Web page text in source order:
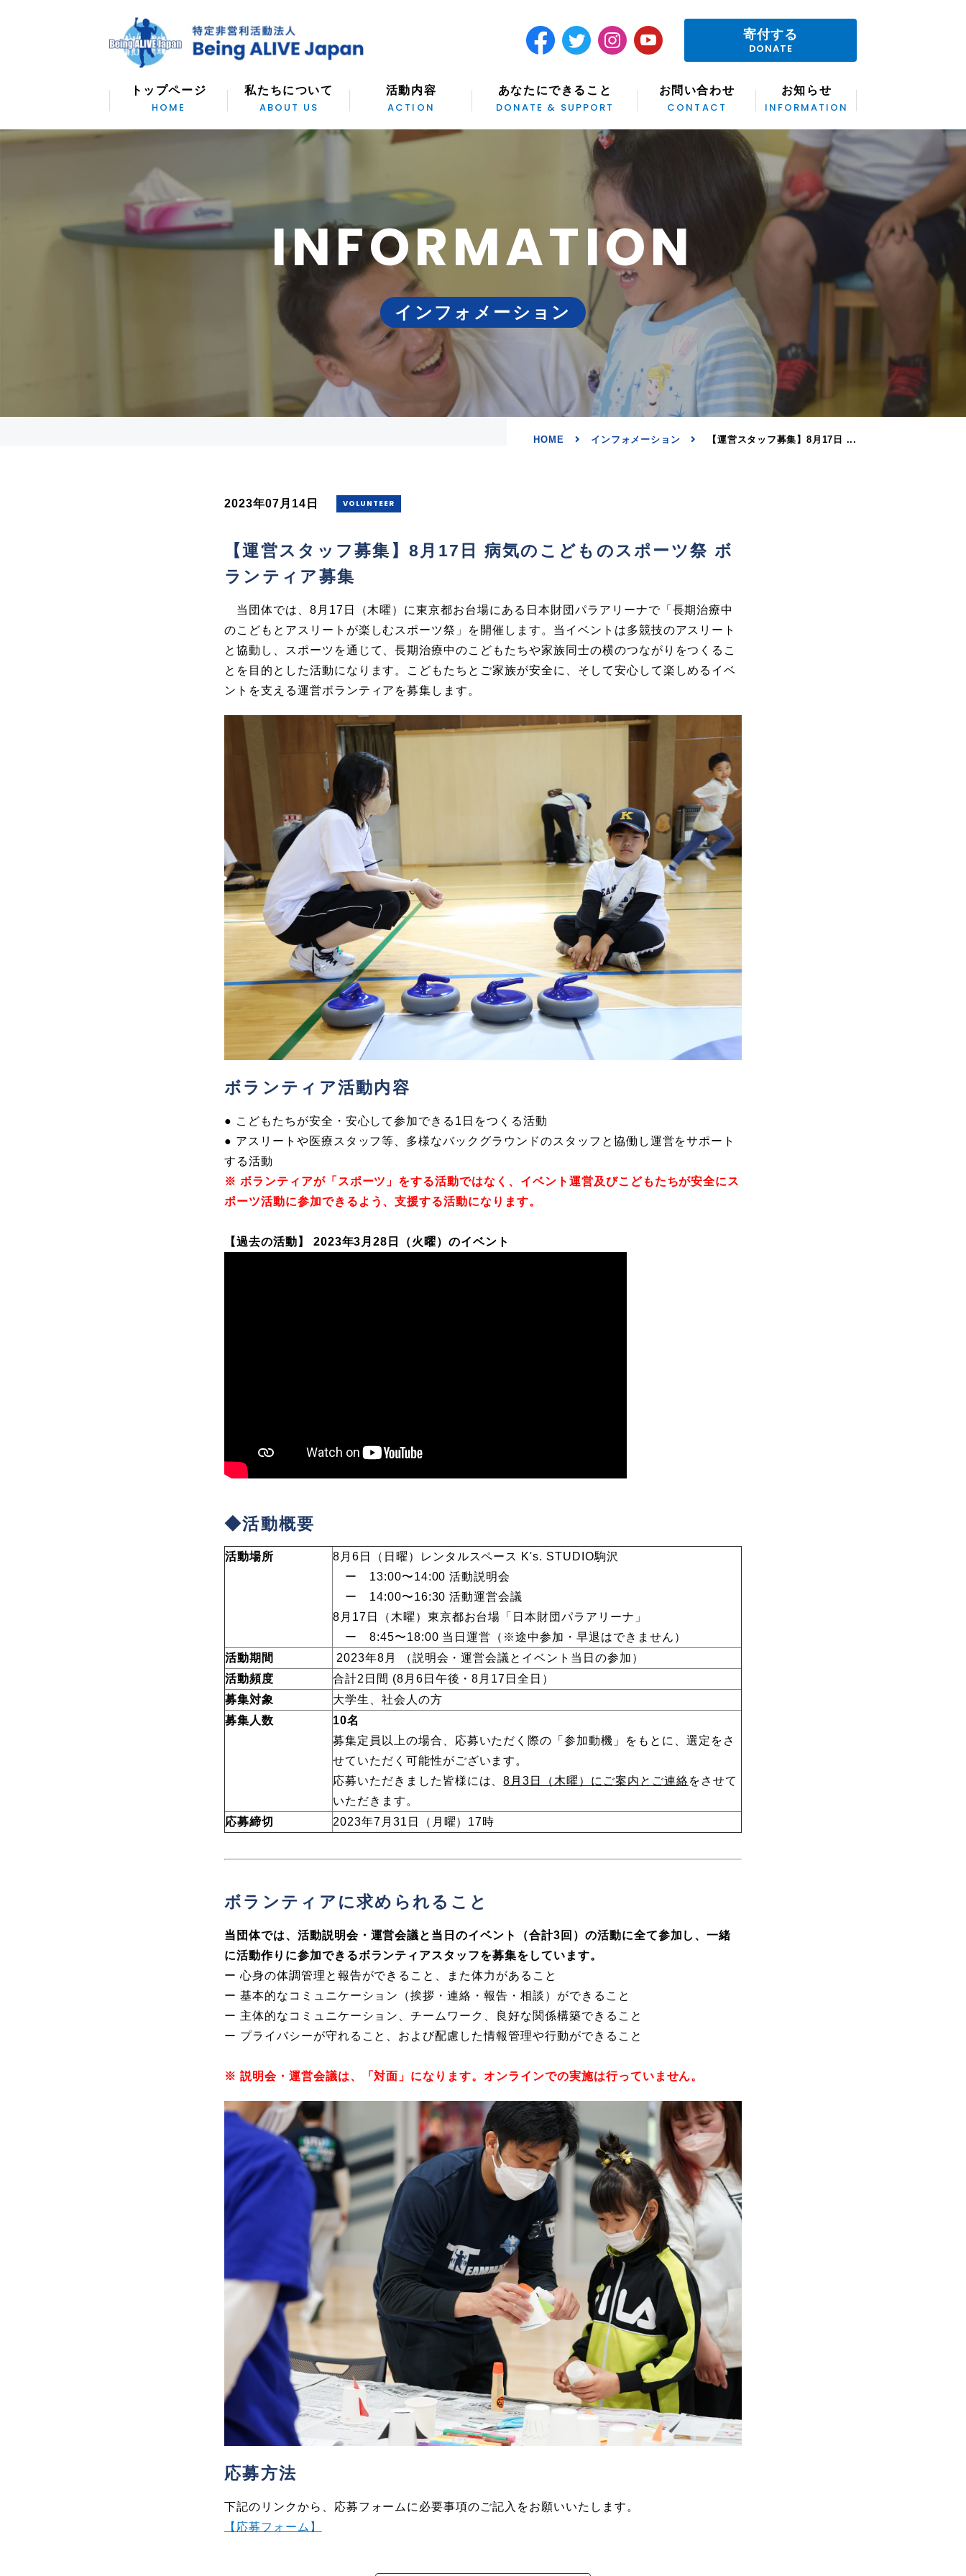
が
入
H1
り
寄付する
DONATE
トップページ
HOME
私たちについて
ABOUT US
活動内容
ACTION
あなたにできること
DONATE & SUPPORT
お問い合わせ
CONTACT
お知らせ
INFORMATION
- 代表紹介
- 病院プログラム INFORMATION
インフォメーション
HOME インフォメーション 【運営スタッフ募集】8月17日 ...
2023年07月14日 VOLUNTEER
【運営スタッフ募集】8月17日 病気のこどものスポーツ祭 ボ
ランティア募集
当団体では、 8月17日（木曜）に東京都お台場にある日本財団パラアリーナで「長期治療中
のこどもとアスリートが楽しむスポーツ祭」を開催します。当イベントは多競技のアスリート
と協動し、スポーツを通じて、長期治療中のこどもたちや家族同士の横のつながりをつくるこ
とを目的とした活動になります。こどもたちとご家族が安全に、そして安心して楽しめるイベ
ントを支える運営ボランティアを募集します。
ボランティア活動内容
● こどもたちが安全・安心して参加できる1日をつくる活動
● アスリートや医療スタッフ等、多様なバックグラウンドのスタッフと協働し運営をサポート
する活動
※ ボランティアが「スポーツ」をする活動ではなく、イベント運営及びこどもたちが安全にス
ポーツ活動に参加できるよう、支援する活動になります。
【過去の活動】 2023年3月28日（火曜）のイベント
◆活動概要
活動場所
8月6日（日曜）レンタルスペース K's. STUDIO駒沢
ー 13:00〜14:00 活動説明会
ー 14:00〜16:30 活動運営会議
8月17日（木曜） 東京都お台場「日本財団パラアリーナ」
ー 8:45〜18:00 当日運営（※途中参加・早退はできません）
活動期間
2023年8月 （説明会・運営会議とイベント当日の参加）
活動頻度
合計2日間 (8月6日午後・8月17日全日）
募集対象
大学生、社会人の方
募集人数
10名
募集定員以上の場合、応募いただく際の「参加動機」をもとに、選定をさ
せていただく可能性がございます。
応募いただきました皆様には、8月3日（木曜）にご案内とご連絡をさせて
いただきます。
応募締切
2023年7月31日（月曜）17時
ボランティアに求められること
当団体では、活動説明会・運営会議と当日のイベント（合計3回）の活動に全て参加し、一緒
に活動作りに参加できるボランティアスタッフを募集をしています。
ー 心身の体調管理と報告ができること、また体力があること
ー 基本的なコミュニケーション（挨拶・連絡・報告・相談）ができること
ー 主体的なコミュニケーション、チームワーク、良好な関係構築できること
ー プライバシーが守れること、および配慮した情報管理や行動ができること
※ 説明会・運営会議は、「対面」になります。オンラインでの実施は行っていません。
応募方法
下記のリンクから、応募フォームに必要事項のご記入をお願いいたします。
【応募フォーム】